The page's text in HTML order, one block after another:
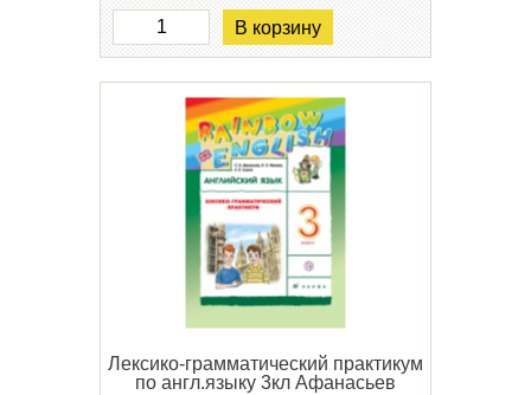
В корзину
Лексико-грамматический практикум
по англ.языку 3кл Афанасьев